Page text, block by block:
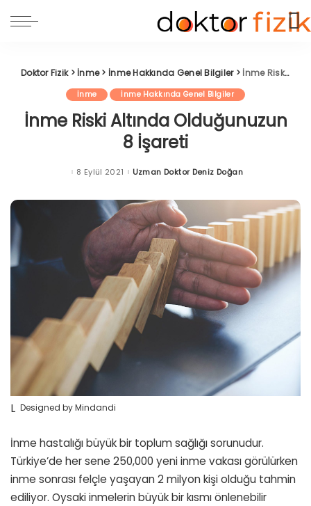
Doktor Fizik> İnme> İnme Hakkında Genel Bilgiler> İnme Riski Altında Olduğunuzun 8 İşareti
İnme İnme Hakkında Genel Bilgiler
İnme Riski Altında Olduğunuzun
8 İşareti
8 Eylül 2021 Posted
Uzman Doktor Deniz Doğan
Designed by Mindandi
İnme hastalığı büyük bir toplum sağlığı sorunudur.
Türkiye’de her sene 250,000 yeni inme vakası görülürken
inme sonrası felçle yaşayan 2 milyon kişi olduğu tahmin
ediliyor. Oysaki inmelerin büyük bir kısmı önlenebilir